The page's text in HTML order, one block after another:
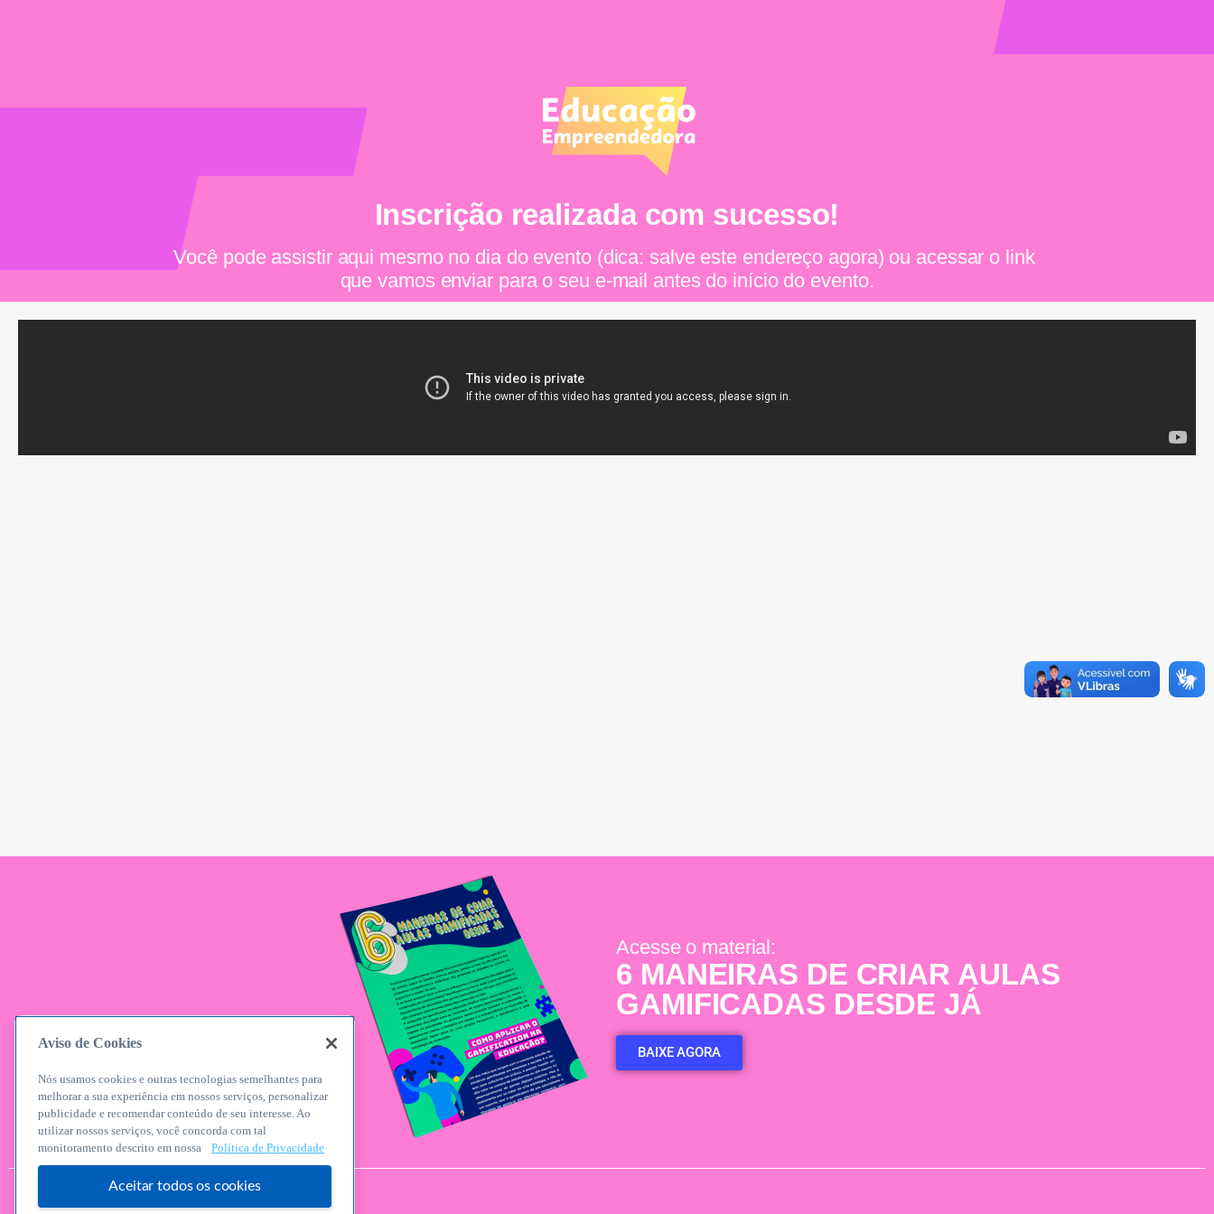
Inscrição realizada com sucesso!
Você pode assistir aqui mesmo no dia do evento (dica: salve este endereço agora) ou acessar o link
que vamos enviar para o seu e-mail antes do início do evento.
Acesse o material:
6 MANEIRAS DE CRIAR AULAS
GAMIFICADAS DESDE JÁ
BAIXE AGORA
Aviso de Cookies
Nós usamos cookies e outras tecnologias semelhantes para
melhorar a sua experiência em nossos serviços, personalizar
publicidade e recomendar conteúdo de seu interesse. Ao
utilizar nossos serviços, você concorda com tal
monitoramento descrito em nossa
Política de Privacidade
Aceitar todos os cookies